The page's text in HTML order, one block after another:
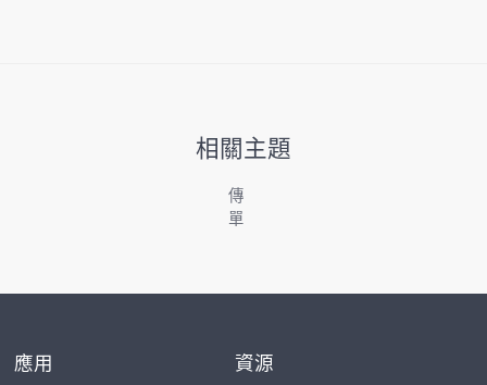
相關主題
傳
單
應用 資源